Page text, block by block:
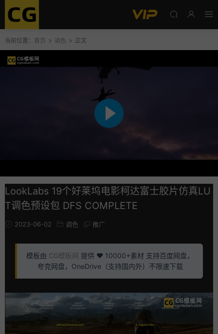
当前位置： 首页 调色 正文
LookLabs 19个好莱坞电影柯达富士胶片仿真LU
T调色预设包 DFS COMPLETE
2023-06-02 调色 推广
模板由 CG模板网 提供 ❤️ 10000+素材 支持百度网盘，
夸克网盘，OneDrive（支持国内外）不限速下载